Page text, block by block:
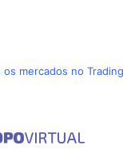
mercados no